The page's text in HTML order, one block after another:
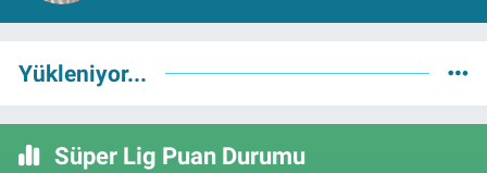
Yükleniyor...
Süper Lig Puan Durumu